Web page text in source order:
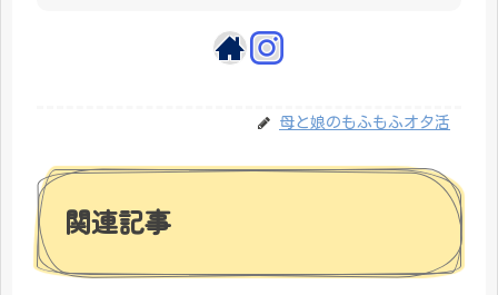
母と娘のもふもふオタ活
関連記事